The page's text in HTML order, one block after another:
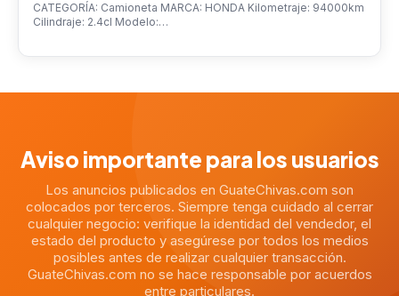
CATEGORÍA: Camioneta MARCA: HONDA Kilometraje: 94000km
Cilindraje: 2.4cl Modelo:…
Aviso importante para los usuarios
Los anuncios publicados en GuateChivas.com son
colocados por terceros. Siempre tenga cuidado al cerrar
cualquier negocio: verifique la identidad del vendedor, el
estado del producto y asegúrese por todos los medios
posibles antes de realizar cualquier transacción.
GuateChivas.com no se hace responsable por acuerdos
entre particulares.